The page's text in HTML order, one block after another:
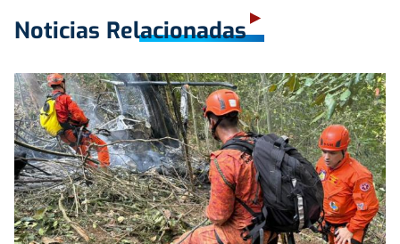
Noticias Relacionadas